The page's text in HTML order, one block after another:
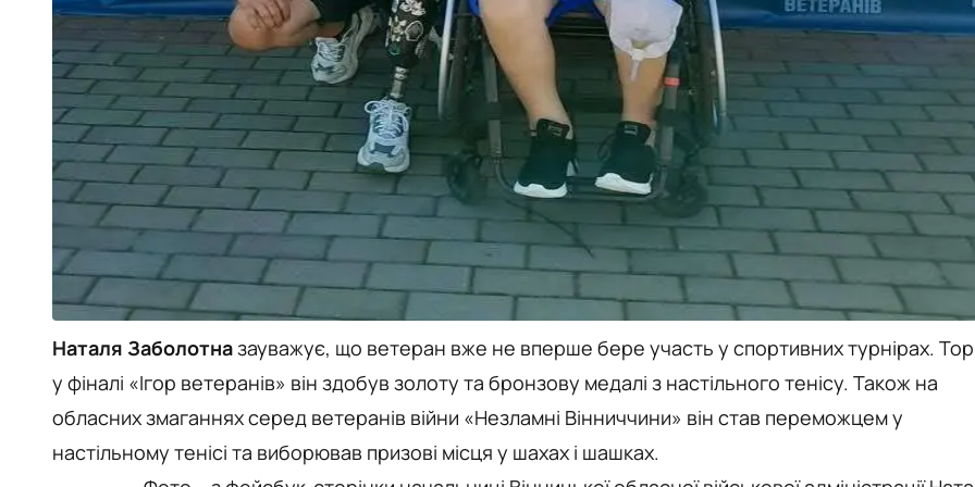
Наталя Заболотназауважує, що ветеран вже не вперше бере участь у спортивних турнірах.
у фіналі «Ігор ветеранів» він здобув золоту та бронзову медалі з настільного тенісу. Також на
обласних змаганнях серед ветеранів війни «Незламні Вінниччини» він став переможцем у
настільному тенісі та виборював призові місця у шахах і шашках.